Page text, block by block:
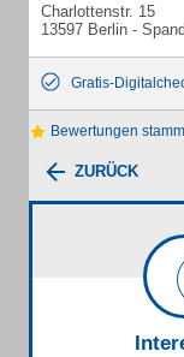
Charlottenstr. 15
13597 Berlin -
Gratis-
Bewertungen
ZURÜCK